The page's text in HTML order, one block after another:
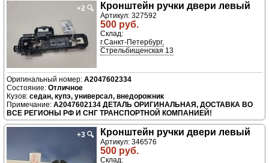
+2 🔍 Кронштейн ручки двери левый
Артикул: 327592
500 руб.
Склад:
г.Санкт-Петербург,
Стрельбищенская 13
A2047602334
Отличное
седан, купэ, универсал, внедорожник
A2047602134 ДЕТАЛЬ ОРИГИНАЛЬНАЯ, ДОСТАВКА ВО
ВСЕ РЕГИОНЫ РФ И СНГ ТРАНСПОРТНОЙ КОМПАНИЕЙ!
+3 🔍 Кронштейн ручки двери левый
Артикул: 346576
500 руб.
Склад: